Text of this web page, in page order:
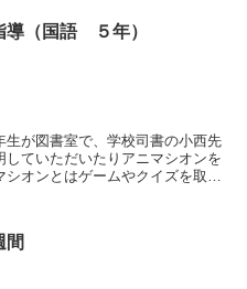
導（国語 ５年）
生が図書室で、学校司書の小西先
ていただいたりアニマシオンを
オンとはゲームやクイズを取り
間